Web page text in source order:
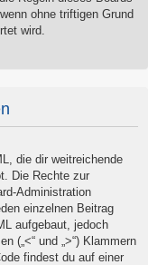
ohne triftigen Grund
wird.
die dir weitreichende
Die Rechte zur
Administration
einzelnen Beitrag
aufgebaut, jedoch
(„<“ und „>“) Klammern
findest du auf einer